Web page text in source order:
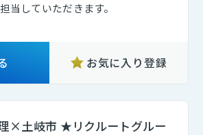
当していただきます。
お気に入り登録
×土岐市 ★リクルートグルー